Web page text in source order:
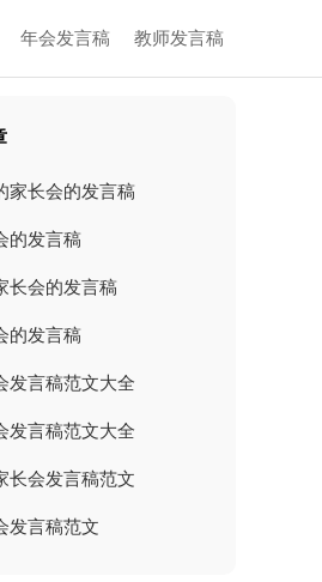
年会发言稿 教师发言稿
家长会的发言稿
的发言稿
长会的发言稿
的发言稿
发言稿范文大全
发言稿范文大全
长会发言稿范文
发言稿范文